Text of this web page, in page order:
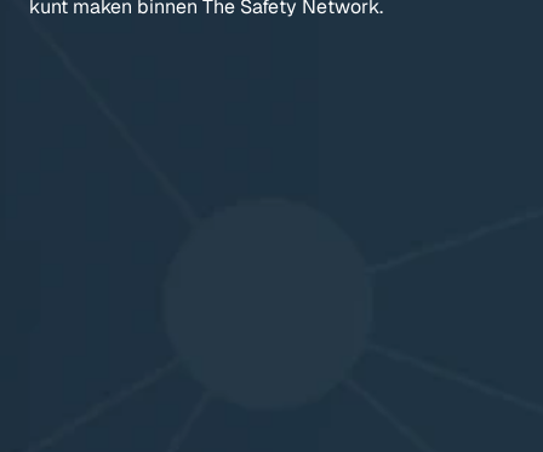
kunt maken binnen The Safety Network.